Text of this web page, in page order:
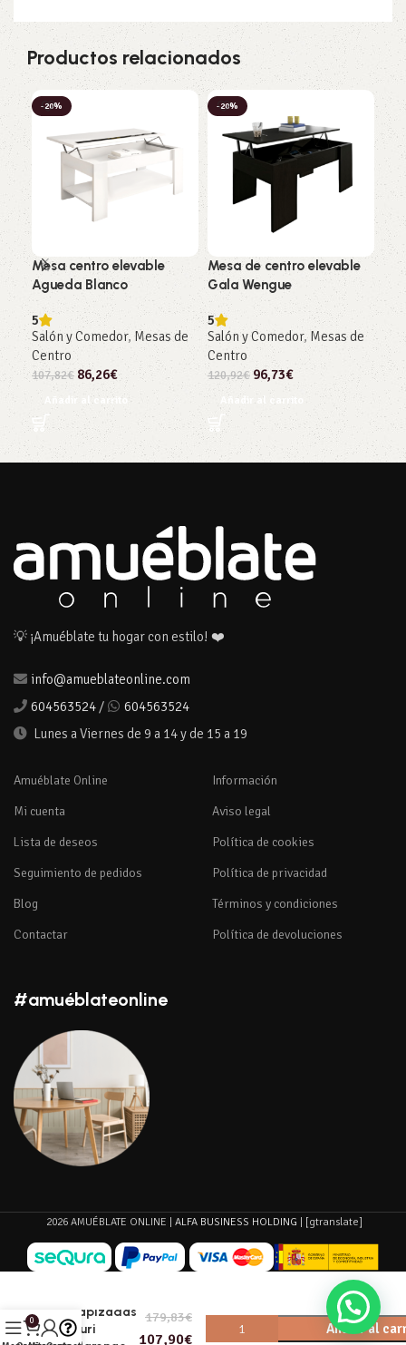
Productos relacionados
-20%
Mesa centro elevable
Agueda Blanco
5
Salón y Comedor, Mesas de
Centro
107,82€ 86,26€
Añadir al carrito
-20%
Mesa de centro elevable
Gala Wengue
5
Salón y Comedor,Mesas de
Centro
120,92€ 96,73€
Añadir al carrito
-
💡 ¡Amuéblate tu hogar con estilo! ❤️
info@amueblateonline.com
604563524 /
604563524
Lunes a Viernes de 9 a 14 y de 15 a 19
Amuéblate Online
Mi cuenta
Lista de deseos
Seguimiento de pedidos
Blog
Contactar
Información
Aviso legal
Política de cookies
Política de privacidad
Términos y condiciones
Política de devoluciones
#amuéblateonline
2026 AMUÉBLATE ONLINE | ALFA BUSINESS HOLDING | [gtranslate]
tapizadas
Yuri
179,83€
107,90€
Añadir al
0